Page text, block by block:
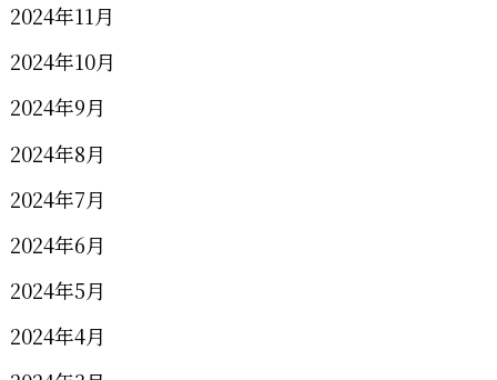
2024年11月
2024年10月
2024年9月
2024年8月
2024年7月
2024年6月
2024年5月
2024年4月